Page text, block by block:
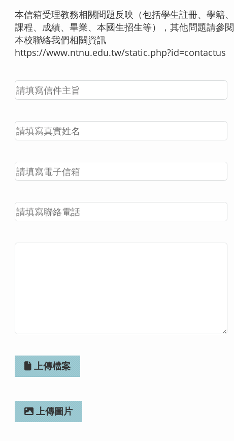
本信箱受理教務相關問題反映（包括學生註冊、學籍、
課程、成績、畢業、本國生招生等），其他問題請參閱
本校聯絡我們相關資訊
https://www.ntnu.edu.tw/static.php?id=contactus
上傳檔案
上傳圖片